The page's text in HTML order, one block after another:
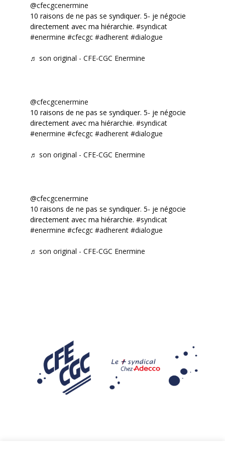
@cfecgcenermine
10 raisons de ne pas se syndiquer. 5- je négocie
directement avec ma hiérarchie. #syndicat
#enermine #cfecgc #adherent #dialogue
♬ son original - CFE-CGC Enermine
@cfecgcenermine
10 raisons de ne pas se syndiquer. 5- je négocie
directement avec ma hiérarchie. #syndicat
#enermine #cfecgc #adherent #dialogue
♬ son original - CFE-CGC Enermine
@cfecgcenermine
10 raisons de ne pas se syndiquer. 5- je négocie
directement avec ma hiérarchie. #syndicat
#enermine #cfecgc #adherent #dialogue
♬ son original - CFE-CGC Enermine